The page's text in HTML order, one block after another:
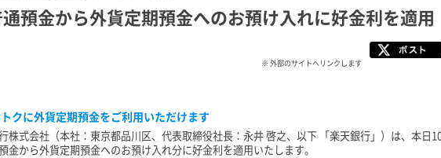
預金から外貨定期預金へのお預け入れに好金利を適用
※ 外部のサイトへリンクします
クに外貨定期預金をご利用いただけます
株式会社（本社：東京都品川区、代表取締役社長：永井 啓之、以下 「楽天銀行」）は、本日
金から外貨定期預金へのお預け入れ分に好金利を適用いたします。